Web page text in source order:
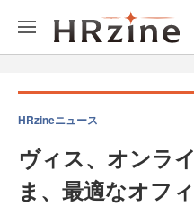
HRzineニュース
ヴィス、オンラ
ま、最適なオフ